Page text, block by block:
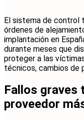
El sistema de control
órdenes de
implantación en
durante meses que
proteger a las
técnicos, cambios de
Fallos graves
proveedor